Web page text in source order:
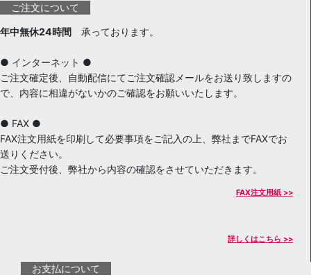
ご注文について
年中無休24時間 承っております。
● インターネット ●
ご注文確定後、自動配信にてご注文確認メールをお送り致しますの
で、内容に相違がないかのご確認をお願いいたします。
● FAX ●
FAX注文用紙を印刷して必要事項をご記入の上、弊社までFAXでお
送りください。
ご注文受付後、弊社から内容の確認をさせていただきます。
FAX注文用紙 >>
詳しくはこちら >>
お支払について